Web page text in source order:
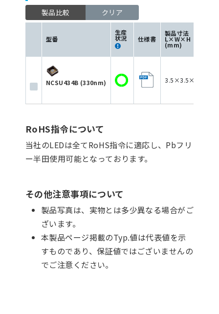
製品比較 クリア
型番
生産
状況 仕様書
製品寸法
L×W×H
(mm)
NCSU434B (330nm) 3.5×3.5×1.72
RoHS指令について
当社のLEDは全てRoHS指令に適応し、Pbフリ
ー半田使用可能となっております。
その他注意事項について
製品写真は、実物とは多少異なる場合がご
ざいます。
本製品ページ掲載のTyp.値は代表値を示
すものであり、保証値ではございませんの
でご注意ください。